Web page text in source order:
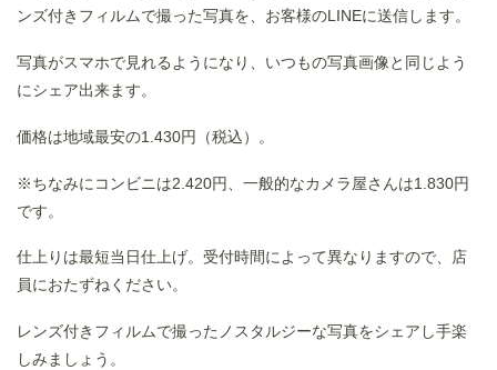
ンズ付きフィルムで撮った写真を、お客様のLINEに送信します。
写真がスマホで見れるようになり、いつもの写真画像と同じよう
にシェア出来ます。
価格は地域最安の1.430円（税込）。
※ちなみにコンビニは2.420円、一般的なカメラ屋さんは1.830円
です。
仕上りは最短当日仕上げ。受付時間によって異なりますので、店
員におたずねください。
レンズ付きフィルムで撮ったノスタルジーな写真をシェアし手楽
しみましょう。